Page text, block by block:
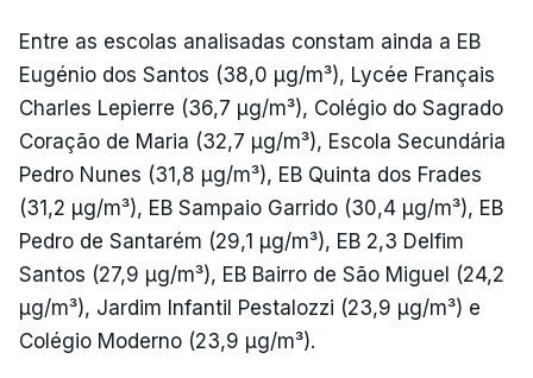
Entre as escolas analisadas constam ainda a EB
Eugénio dos Santos (38,0 µg/m³), Lycée Français
Charles Lepierre (36,7 µg/m³), Colégio do Sagrado
Coração de Maria (32,7 µg/m³), Escola Secundária
Pedro Nunes (31,8 µg/m³), EB Quinta dos Frades
(31,2 µg/m³), EB Sampaio Garrido (30,4 µg/m³), EB
Pedro de Santarém (29,1 µg/m³), EB 2,3 Delfim
Santos (27,9 µg/m³), EB Bairro de São Miguel (24,2
µg/m³), Jardim Infantil Pestalozzi (23,9 µg/m³) e
Colégio Moderno (23,9 µg/m³).